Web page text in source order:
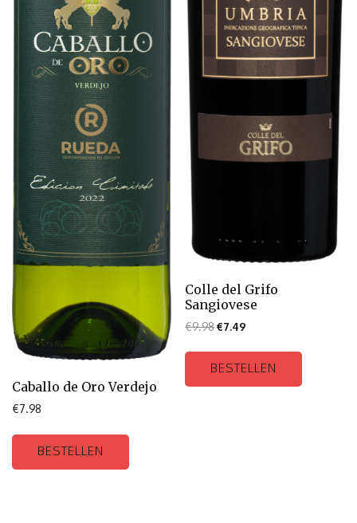
Caballo de Oro Verdejo
€7.98
BESTELLEN
Colle del Grifo
Sangiovese
€9.98€7.49
BESTELLEN